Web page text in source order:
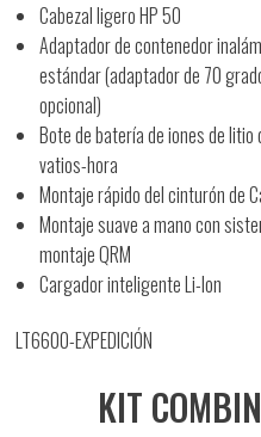
Cabezal ligero HP 50
Adaptador de contenedor
estándar (adaptador de 70
opcional)
Bote de batería de iones de litio
vatios-hora
Montaje rápido del cinturón de
Montaje suave a mano con
montaje QRM
Cargador inteligente Li-Ion
LT6600-EXPEDICIÓN
KIT